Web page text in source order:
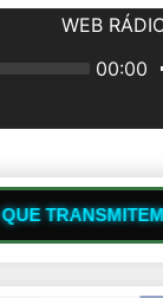
WEB RÁDIO